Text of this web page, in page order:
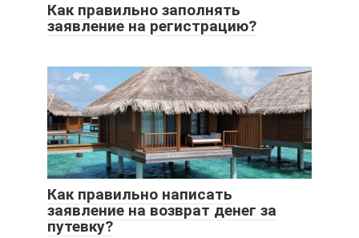
Как правильно заполнять
заявление на регистрацию?
Как правильно написать
заявление на возврат денег за
путевку?